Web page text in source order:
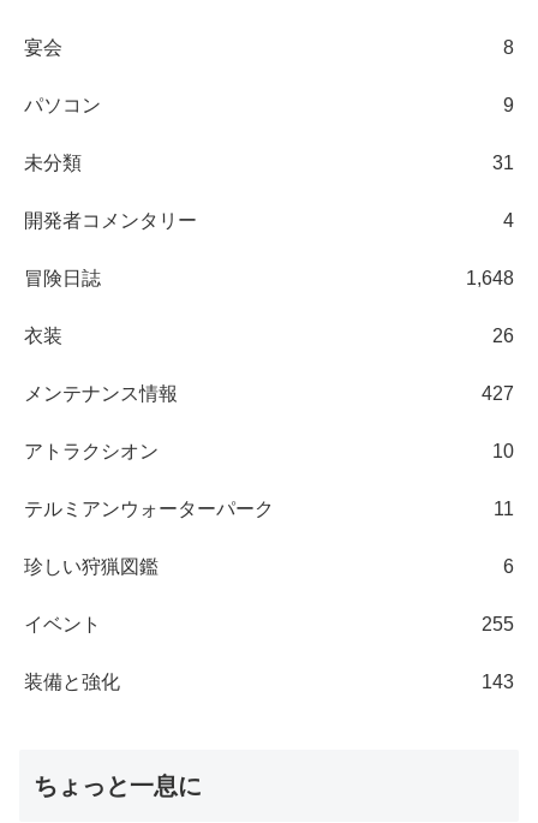
宴会 8
パソコン 9
未分類 31
開発者コメンタリー 4
冒険日誌 1,648
衣装 26
メンテナンス情報 427
アトラクシオン 10
テルミアンウォーターパーク 11
珍しい狩猟図鑑 6
イベント 255
装備と強化 143
ちょっと一息に